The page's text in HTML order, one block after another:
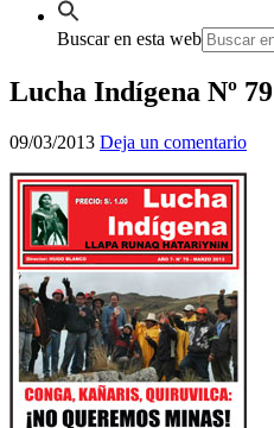
Buscar en esta web
Lucha Indígena Nº 79
09/03/2013 Deja un comentario